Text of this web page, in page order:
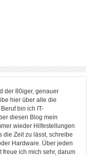
der 80iger, genauer
hier über alle die
bin ich IT-
diesen Blog mein
wieder Hilfestellungen
die Zeit zu lässt, schreibe
Hardware. Über jeden
freue ich mich sehr, darum